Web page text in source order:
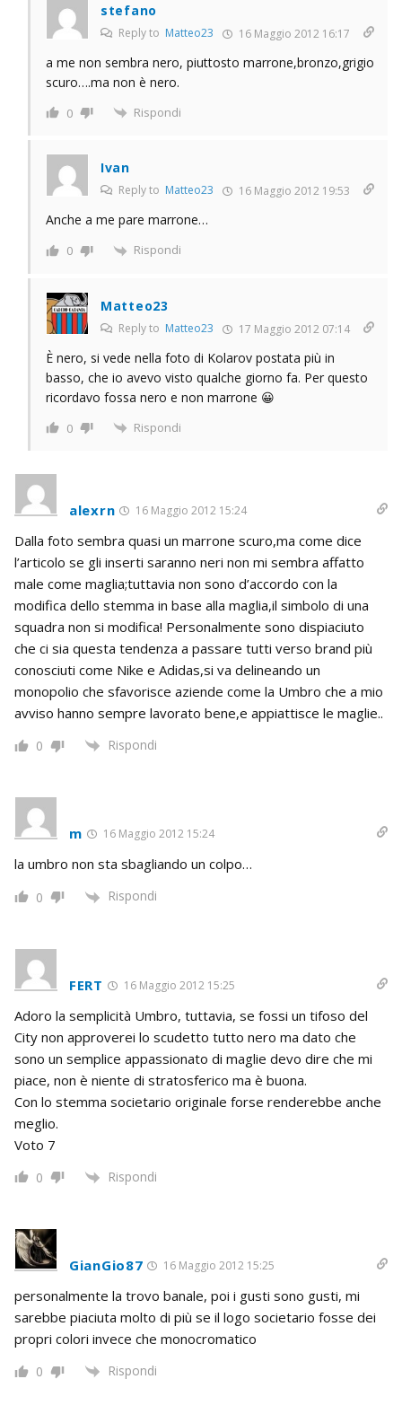
stefano
Reply to Matteo23 16 Maggio 2012 16:17
a me non sembra nero, piuttosto marrone,bronzo,grigio
scuro….ma non è nero.
0 Rispondi
Ivan
Reply to Matteo23 16 Maggio 2012 19:53
Anche a me pare marrone…
0 Rispondi
Matteo23
Reply to Matteo23 17 Maggio 2012 07:14
È nero, si vede nella foto di Kolarov postata più in
basso, che io avevo visto qualche giorno fa. Per questo
ricordavo fossa nero e non marrone 😀
0 Rispondi
alexrn 16 Maggio 2012 15:24
Dalla foto sembra quasi un marrone scuro,ma come dice
l’articolo se gli inserti saranno neri non mi sembra affatto
male come maglia;tuttavia non sono d’accordo con la
modifica dello stemma in base alla maglia,il simbolo di una
squadra non si modifica! Personalmente sono dispiaciuto
che ci sia questa tendenza a passare tutti verso brand più
conosciuti come Nike e Adidas,si va delineando un
monopolio che sfavorisce aziende come la Umbro che a mio
avviso hanno sempre lavorato bene,e appiattisce le maglie..
0 Rispondi
m 16 Maggio 2012 15:24
la umbro non sta sbagliando un colpo…
0 Rispondi
FERT 16 Maggio 2012 15:25
Adoro la semplicità Umbro, tuttavia, se fossi un tifoso del
City non approverei lo scudetto tutto nero ma dato che
sono un semplice appassionato di maglie devo dire che mi
piace, non è niente di stratosferico ma è buona.
Con lo stemma societario originale forse renderebbe anche
meglio.
Voto 7
0 Rispondi
GianGio87 16 Maggio 2012 15:25
personalmente la trovo banale, poi i gusti sono gusti, mi
sarebbe piaciuta molto di più se il logo societario fosse dei
propri colori invece che monocromatico
0 Rispondi